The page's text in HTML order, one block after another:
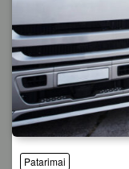
Patarimai